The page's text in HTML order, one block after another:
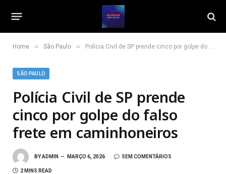
Home » São Paulo » Polícia Civil de SP prende cinco por golpe do falso frete em caminhoneiros
SÃO PAULO
Polícia Civil de SP prende
cinco por golpe do falso
frete em caminhoneiros
BYADMIN MARÇO 6, 2026 SEM COMENTÁRIOS
2 MINS READ